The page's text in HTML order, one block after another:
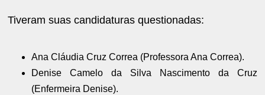
Tiveram suas candidaturas questionadas:
Ana Cláudia Cruz Correa (Professora Ana Correa).
Denise Camelo da Silva Nascimento da Cruz
(Enfermeira Denise).